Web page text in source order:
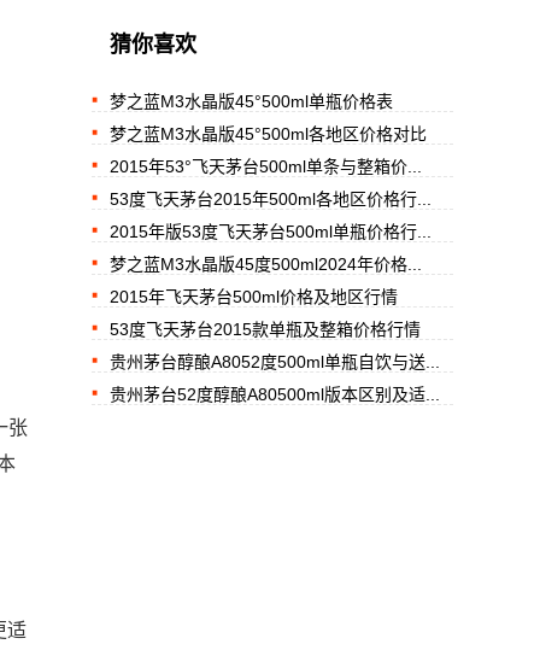
张
适
猜你喜欢
梦之蓝M3水晶版45°500ml单瓶价格表
梦之蓝M3水晶版45°500ml各地区价格对比
2015年53°飞天茅台500ml单条与整箱价...
53度飞天茅台2015年500ml各地区价格行...
2015年版53度飞天茅台500ml单瓶价格行...
梦之蓝M3水晶版45度500ml2024年价格...
2015年飞天茅台500ml价格及地区行情
53度飞天茅台2015款单瓶及整箱价格行情
贵州茅台醇酿A8052度500ml单瓶自饮与送...
贵州茅台52度醇酿A80500ml版本区别及适...